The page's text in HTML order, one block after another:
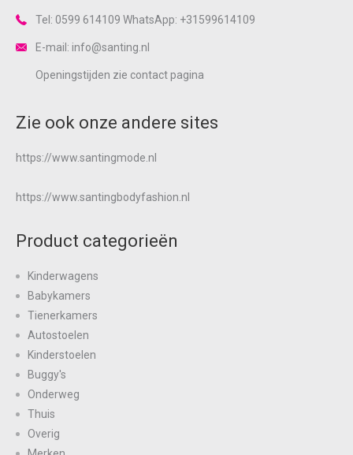
Tel: 0599 614109 WhatsApp: +31599614109
E-mail: info@santing.nl
Openingstijden zie contactpagina
Zie ook onze andere sites
https://www.santingmode.nl
https://www.santingbodyfashion.nl
Product categorieën
Kinderwagens
Babykamers
Tienerkamers
Autostoelen
Kinderstoelen
Buggy's
Onderweg
Thuis
Overig